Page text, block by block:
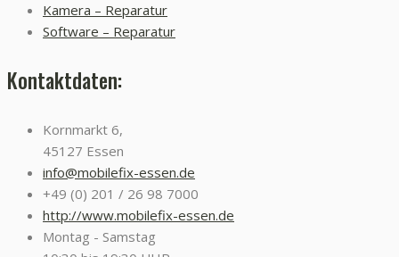
Kamera – Reparatur
Software – Reparatur
Kontaktdaten:
Kornmarkt 6,
45127 Essen
info@mobilefix-essen.de
+49 (0) 201 / 26 98 7000
http://www.mobilefix-essen.de
Montag - Samstag